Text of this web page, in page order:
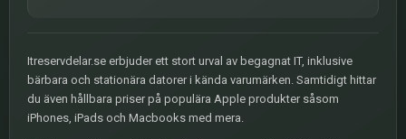
Itreservdelar.se erbjuder ett stort urval av begagnat IT, inklusive
bärbara och stationära datorer i kända varumärken. Samtidigt hittar
du även hållbara priser på populära Apple produkter såsom
iPhones, iPads och Macbooks med mera.